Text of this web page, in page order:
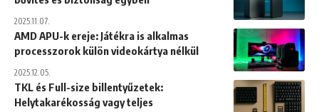
2025.11.07.
AMD APU-k ereje: Játékra is alkalmas
processzorok külön videokártya nélkül
2025.12.05.
TKL és Full-size billentyűzetek:
Helytakarékosság vagy teljes